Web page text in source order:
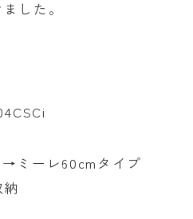
した。
→ミーレ60cmタイプ